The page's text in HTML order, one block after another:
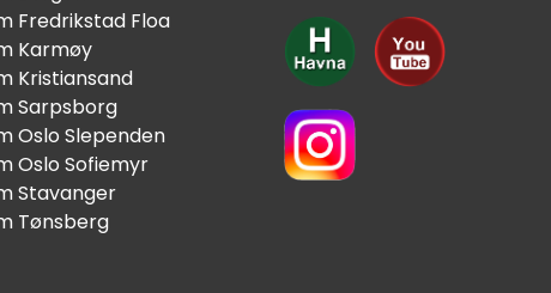
Fredrikstad Floa
Karmøy
Kristiansand
Sarpsborg
Oslo Slependen
Oslo Sofiemyr
Stavanger
Tønsberg